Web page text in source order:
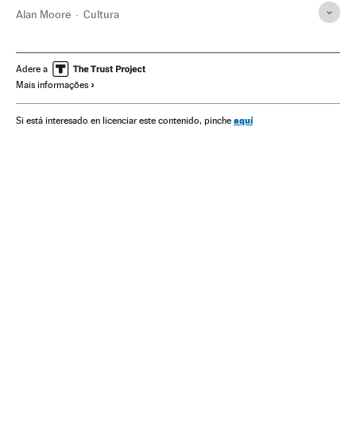
Alan Moore Cultura
Adere a
Mais informações
Si está interesado en licenciar este contenido, pinche aquí